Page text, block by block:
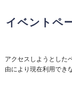
イベントペ
アクセスしようとした
由により現在利用でき